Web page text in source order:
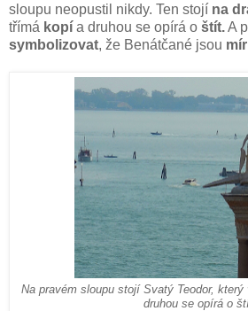
sloupu neopustil nikdy. Ten stojí na
třímá kopí a druhou se opírá o štít.A
symbolizovat, že Benátčané jsou
Na pravém sloupu stojí Svatý Teodor,
druhou se opírá o